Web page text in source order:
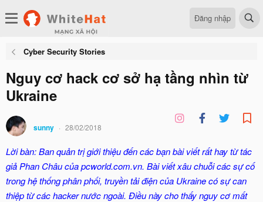
Đăng nhập
Cyber Security Stories
Nguy cơ hack cơ sở hạ tầng nhìn từ
Ukraine
sunny 28/02/2018
Lời bàn: Ban quản trị giới thiệu đến các bạn bài viết rất hay từ tác
giả Phan Châu của pcworld.com.vn. Bài viết xâu chuỗi các sự cố
trong hệ thống phân phối, truyền tải điện của Ukraine có sự can
thiệp từ các hacker nước ngoài. Điều này cho thấy nguy cơ mất